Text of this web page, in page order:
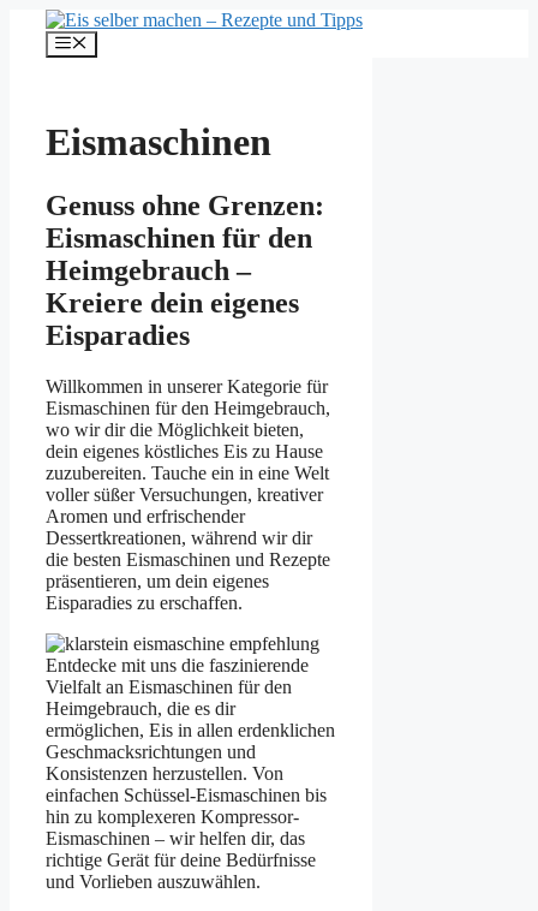
Inhalt
springen
Menü
Eismaschinen
Genuss ohne Grenzen:
Eismaschinen für den
Heimgebrauch –
Kreiere dein eigenes
Eisparadies
Willkommen in unserer Kategorie für
Eismaschinen für den Heimgebrauch,
wo wir dir die Möglichkeit bieten,
dein eigenes köstliches Eis zu Hause
zuzubereiten. Tauche ein in eine Welt
voller süßer Versuchungen, kreativer
Aromen und erfrischender
Dessertkreationen, während wir dir
die besten Eismaschinen und Rezepte
präsentieren, um dein eigenes
Eisparadies zu erschaffen.
Entdecke mit uns die faszinierende
Vielfalt an Eismaschinen für den
Heimgebrauch, die es dir
ermöglichen, Eis in allen erdenklichen
Geschmacksrichtungen und
Konsistenzen herzustellen. Von
einfachen Schüssel-Eismaschinen bis
hin zu komplexeren Kompressor-
Eismaschinen – wir helfen dir, das
richtige Gerät für deine Bedürfnisse
und Vorlieben auszuwählen.